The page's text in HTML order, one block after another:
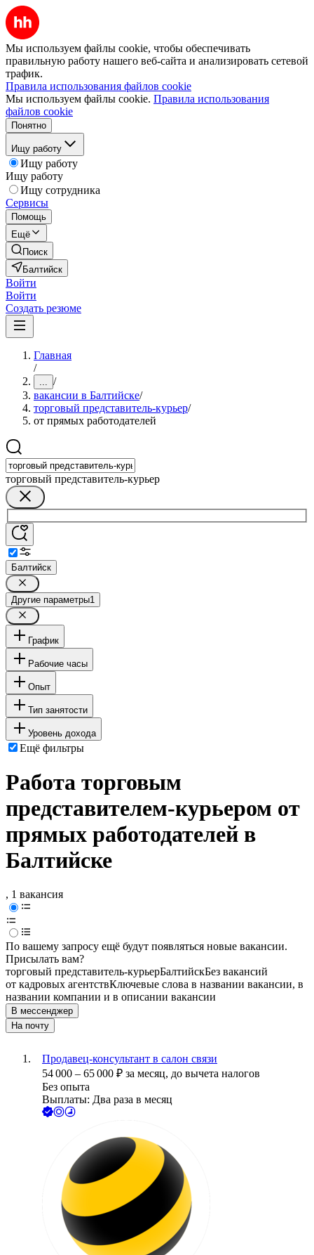
Мы используем файлы cookie, чтобы обеспечивать
правильную работу нашего веб-сайта и анализировать сетевой
трафик.
Правила использования файлов cookie
Мы используем файлы cookie. Правила использования
файлов cookie
Понятно
Ищу работу
Ищу работу
Ищу работу
Ищу сотрудника
Сервисы
Помощь
Ещё
Поиск
Балтийск
Войти
Войти
Создать резюме
Главная
/
... /
вакансии в Балтийске/
торговый представитель-курьер/
от прямых работодателей
торговый представитель-курьер
Балтийск
Другие параметры1
График
Рабочие часы
Опыт
Тип занятости
Уровень дохода
Ещё фильтры
Работа торговым
представителем-курьером от
прямых работодателей в
Балтийске
, 1 вакансия
По вашему запросу ещё будут появляться новые вакансии.
Присылать вам?
торговый представитель-курьерБалтийскБез вакансий
от кадровых агентствКлючевые слова в названии вакансии, в
названии компании и в описании вакансии
В мессенджер
На почту
Продавец-консультант в салон связи
54 000 – 65 000 ₽ за месяц, до вычета налогов
Без опыта
Выплаты: Два раза в месяц